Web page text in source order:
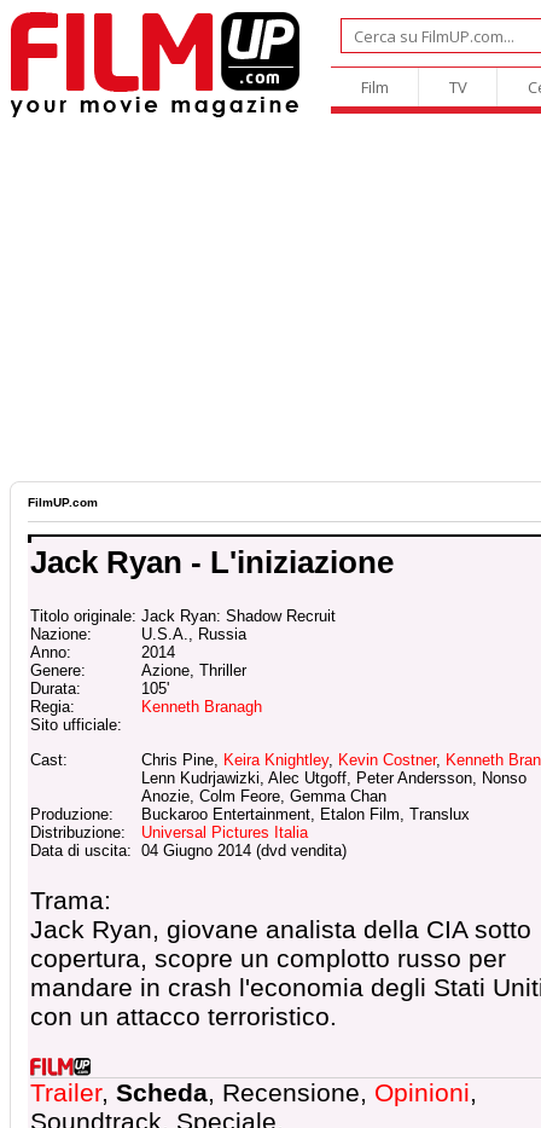
Film TV
FilmUP.com
Jack Ryan - L'iniziazione
Titolo originale: Jack Ryan: Shadow Recruit
Nazione:
U.S.A., Russia
Anno:
2014
Genere:
Azione, Thriller
Durata:
105'
Regia:
Kenneth Branagh
Sito ufficiale:
Cast:
Chris Pine, Keira Knightley, Kevin Costner, Kenneth
Lenn Kudrjawizki, Alec Utgoff, Peter Andersson, Nonso
Anozie, Colm Feore, Gemma Chan
Produzione:
Buckaroo Entertainment, Etalon Film, Translux
Distribuzione:
Universal Pictures Italia
Data di uscita: 04 Giugno 2014 (dvd vendita)
Trama:
Jack Ryan, giovane analista della CIA sotto
copertura, scopre un complotto russo per
mandare in crash l'economia degli Stati
con un attacco terroristico.
Trailer, Scheda, Recensione, Opinioni,
Soundtrack, Speciale.